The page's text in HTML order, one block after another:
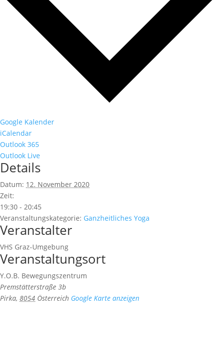
Google Kalender
iCalendar
Outlook 365
Outlook Live
Details
Datum: 12. November 2020
Zeit:
19:30 - 20:45
Veranstaltungskategorie: Ganzheitliches Yoga
Veranstalter
VHS Graz-Umgebung
Veranstaltungsort
Y.O.B. Bewegungszentrum
Premstätterstraße 3b
Pirka, 8054 Österreich Google Karte anzeigen